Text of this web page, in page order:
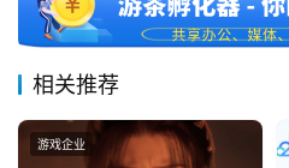
届
金
茶
奖
相关推荐
游戏企业